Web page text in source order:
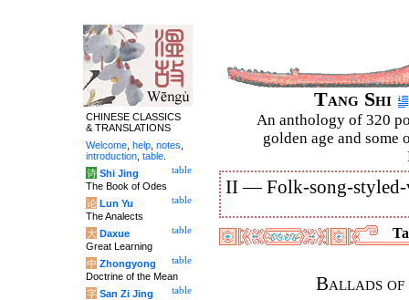
Tang Shi
An anthology of 320
golden age and some
II —Folk-song-styled-
Ballads of
CHINESE CLASSICS
& TRANSLATIONS
Welcome help notes
introduction table
table
诗 Shi Jing
The Book of Odes
table
论 Lun Yu
The Analects
table
大 Daxue
Great Learning
table
中 Zhongyong
Doctrine of the Mean
table
字 San Zi Jing